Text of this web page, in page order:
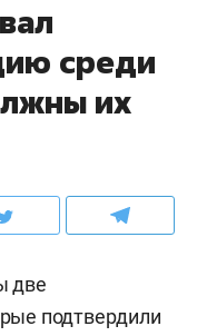
среди
их
две
подтвердили